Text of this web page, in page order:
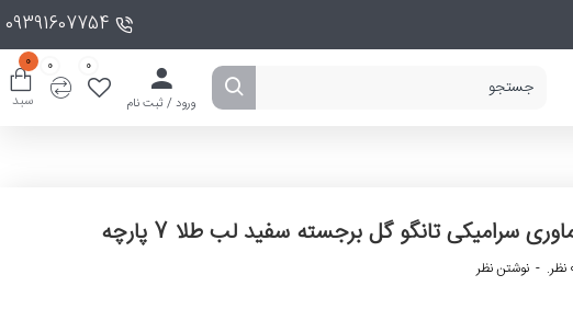
09391607754
ورود / ثبت نام
0
0
سبد
0
سرامیکی تانگو گل برجسته سفید لب طلا 7 پارچه
- نوشتن نظر